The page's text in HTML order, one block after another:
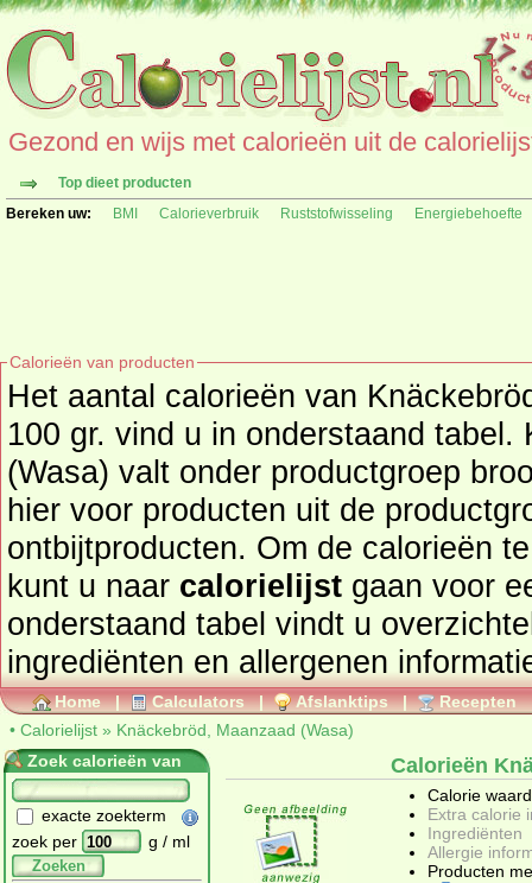
Gezond en wijs met calorieën uit de
Top dieet producten
Bereken uw:
BMI Calorieverbruik Ruststofwisseling Energiebehoefte
Calorieën van producten
Het aantal calorieën van
100 gr. vind u in onderstaand tabel.
(Wasa) valt onder productgroep brood- en ontbijtproducten, kijk
hier voor producten uit de
ontbijtproducten. Om de calorieën te bekijken van producten
kunt u naar calorielijst gaan voor een
onderstaand tabel vindt u
ingrediënten en allergenen
Home | Calculators | Afslanktips | Recepten
• Calorielijst » Knäckebröd, Maanzaad (Wasa)
Zoek calorieën van
exacte zoekterm
zoek per
g / ml
Zoeken
Calorieën
Calorie
Extra calorie
Ingrediënten
Allergie
Producten